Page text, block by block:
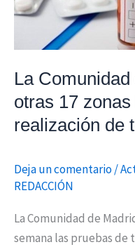
La
otras 17
realización de
Deja un comentario/
REDACCIÓN
La Comunidad de
semana las pruebas de
otras
zonas
básicas
de
la
de
test
de
antígenos